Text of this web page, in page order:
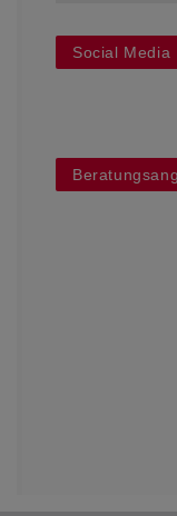
Social Media